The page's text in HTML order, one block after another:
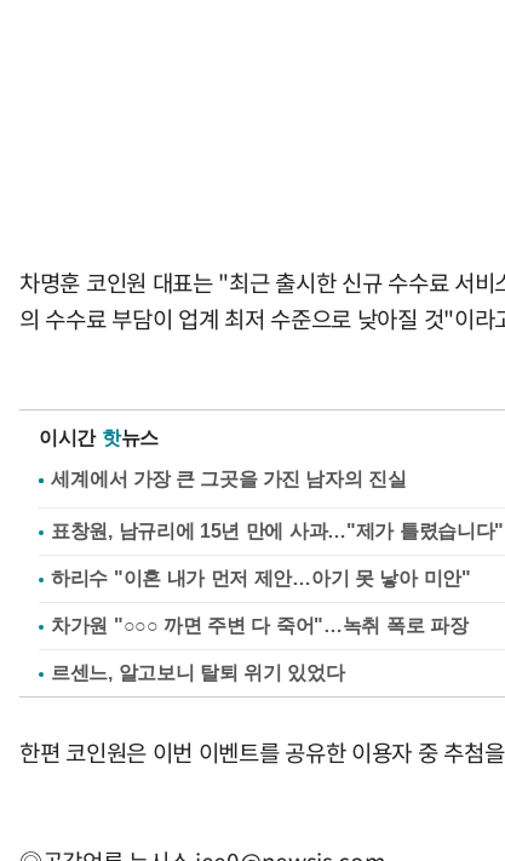
차명훈 코인원 대표는 "최근 출시한 신규 수수료 서
의 수수료 부담이 업계 최저 수준으로 낮아질 것"이라
이시간 핫뉴스
표창원, 남규리에 15년 만에 사과…"제가 틀렸습니다"
하리수 "이혼 내가 먼저 제안…아기 못 낳아 미안"
차가원 "○○○ 까면 주변 다 죽어"…녹취 폭로 파장
르센느, 알고보니 탈퇴 위기 있었다
한편 코인원은 이번 이벤트를 공유한 이용자 중 추